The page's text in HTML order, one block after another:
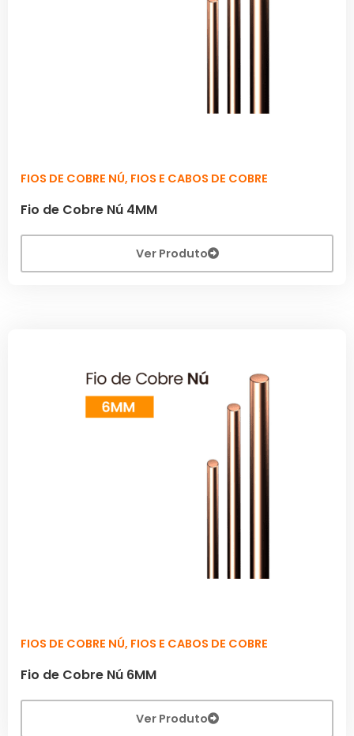
FIOS DE COBRE NÚ, FIOS E CABOS DE COBRE
Fio de Cobre Nú 4MM
Ver Produto
FIOS DE COBRE NÚ, FIOS E CABOS DE COBRE
Fio de Cobre Nú 6MM
Ver Produto